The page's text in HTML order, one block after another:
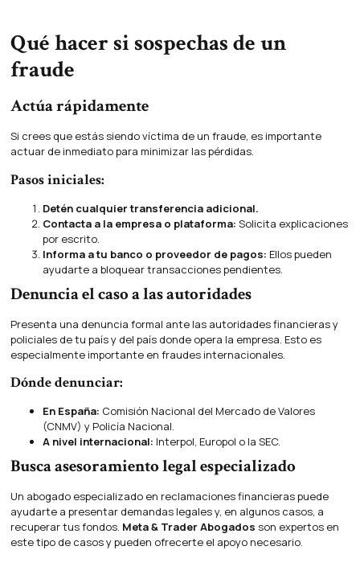
Qué hacer si sospechas de un
fraude
Actúa rápidamente
Si crees que estás siendo víctima de un fraude, es importante
actuar de inmediato para minimizar las pérdidas.
Pasos iniciales:
Detén cualquier transferencia adicional.
Contacta a la empresa o plataforma: Solicita explicaciones
por escrito.
Informa a tu banco o proveedor de pagos: Ellos pueden
ayudarte a bloquear transacciones pendientes.
Denuncia el caso a las autoridades
Presenta una denuncia formal ante las autoridades financieras y
policiales de tu país y del país donde opera la empresa. Esto es
especialmente importante en fraudes internacionales.
Dónde denunciar:
En España: Comisión Nacional del Mercado de Valores
(CNMV) y Policía Nacional.
A nivel internacional: Interpol, Europol o la SEC.
Busca asesoramiento legal especializado
Un abogado especializado en reclamaciones financieras puede
ayudarte a presentar demandas legales y, en algunos casos, a
recuperar tus fondos. Meta & Trader Abogados son expertos en
este tipo de casos y pueden ofrecerte el apoyo necesario.